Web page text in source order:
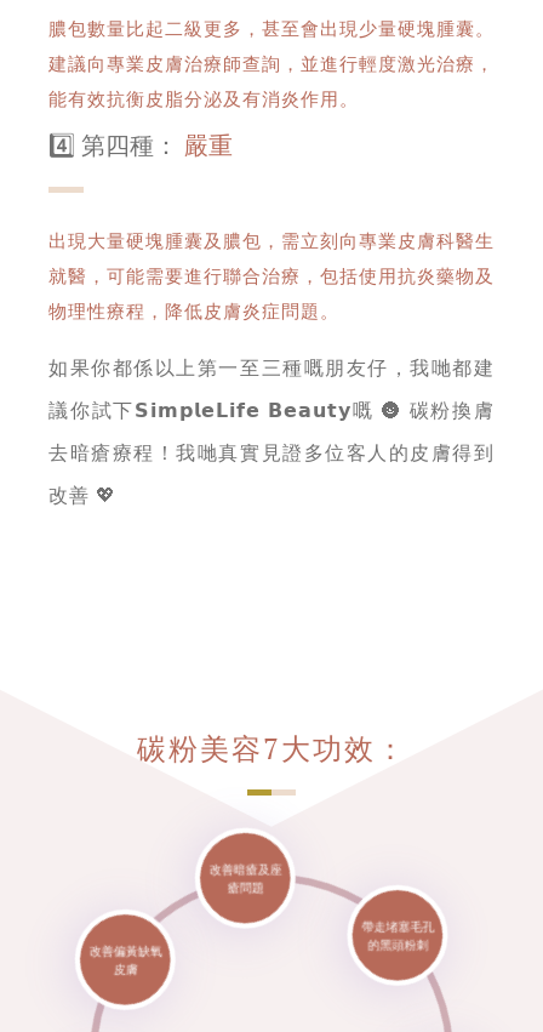
膿包數量比起二級更多，甚至會出現少量硬塊腫囊。
建議向專業皮膚治療師查詢，並進行輕度激光治療，
能有效抗衡皮脂分泌及有消炎作用。
4️⃣ 第四種： 嚴重
出現大量硬塊腫囊及膿包，需立刻向專業皮膚科醫生
就醫，可能需要進行聯合治療，包括使用抗炎藥物及
物理性療程，降低皮膚炎症問題。
如果你都係以上第一至三種嘅朋友仔，我哋都建
議你試下𝗦𝗶𝗺𝗽𝗹𝗲𝗟𝗶𝗳𝗲 𝗕𝗲𝗮𝘂𝘁𝘆嘅 🌚 碳粉換膚
去暗瘡療程！我哋真實見證多位客人的皮膚得到
改善 💖
碳粉美容7大功效：
帶走堵塞毛孔
的黑頭粉刺
改善偏黃缺氧
皮膚
改善暗瘡及座
瘡問題